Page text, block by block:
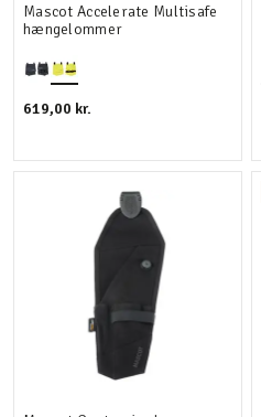
Mascot Accelerate Multisafe
hængelommer
619,00 kr.